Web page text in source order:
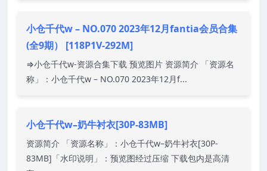
小仓千代w – NO.070 2023年12月fantia会员合集
(全9期） [118P1V-292M]
⇒小仓千代w-资源合集下载 预览图片 资源简介 「资源名
称」：小仓千代w – NO.070 2023年12月f...
小仓千代w–奶牛衬衣[30P-83MB]
资源简介 「资源名称」：小仓千代w–奶牛衬衣[30P-
83MB]「水印说明」：预览图经过压缩 下载包内是高清